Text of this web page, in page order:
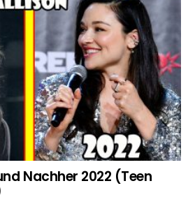
Nachher 2022 (Teen